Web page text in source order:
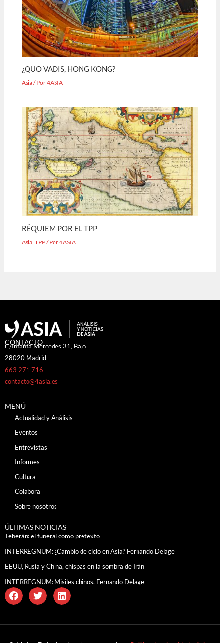
¿QUO VADIS, HONG KONG?
Asia/ Por4ASIA
RÉQUIEM POR EL TPP
Asia ,TPP/ Por4ASIA
CONTACTO
C/Infanta Mercedes 31, Bajo.
28020 Madrid
663 271 716
contacto@4asia.es
MENÚ
Actualidad y Análisis
Eventos
Entrevistas
Informes
Cultura
Colabora
Sobre nosotros
ÚLTIMAS NOTICIAS
Teherán: el funeral como pretexto
INTERREGNUM: ¿Cambio de ciclo en Asia? Fernando Delage
EEUU, Rusia y China, chispas en la sombra de Irán
INTERREGNUM: Misiles chinos. Fernando Delage